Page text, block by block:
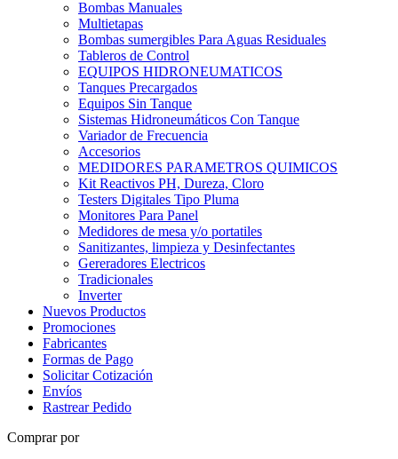
Bombas Manuales
Multietapas
Bombas sumergibles Para Aguas Residuales
Tableros de Control
EQUIPOS HIDRONEUMATICOS
Tanques Precargados
Equipos Sin Tanque
Sistemas Hidroneumáticos Con Tanque
Variador de Frecuencia
Accesorios
MEDIDORES PARAMETROS QUIMICOS
Kit Reactivos PH, Dureza, Cloro
Testers Digitales Tipo Pluma
Monitores Para Panel
Medidores de mesa y/o portatiles
Sanitizantes, limpieza y Desinfectantes
Gereradores Electricos
Tradicionales
Inverter
Nuevos Productos
Promociones
Fabricantes
Formas de Pago
Solicitar Cotización
Envíos
Rastrear Pedido
Comprar por